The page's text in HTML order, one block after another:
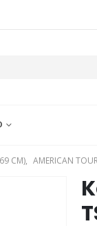
CM), AMERICAN